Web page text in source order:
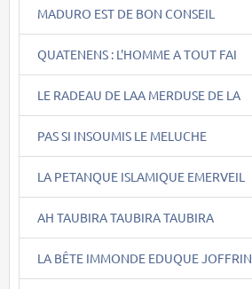
MADURO EST DE BON CONSEIL
QUATENENS : L'HOMME A TOUT FAI
LE RADEAU DE LAA MERDUSE DE LA
PAS SI INSOUMIS LE MELUCHE
LA PETANQUE ISLAMIQUE EMERVEIL
AH TAUBIRA TAUBIRA TAUBIRA
LA BÊTE IMMONDE EDUQUE JOFFRIN